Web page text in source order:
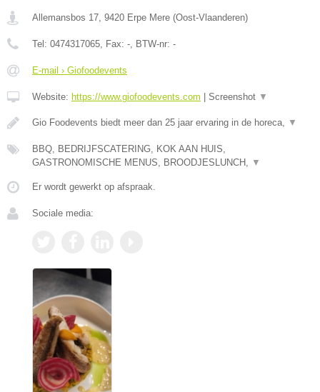
Allemansbos 17, 9420 Erpe Mere (Oost-Vlaanderen)
Tel: 0474317065, Fax: -, BTW-nr: -
E-mail › Giofoodevents
Website: https://www.giofoodevents.com Screenshot ▼
Gio Foodevents biedt meer dan 25 jaar ervaring in de horeca, ▼
BBQ, BEDRIJFSCATERING, KOK AAN HUIS,
GASTRONOMISCHE MENUS, BROODJESLUNCH, ▼
Er wordt gewerkt op afspraak.
Sociale media: